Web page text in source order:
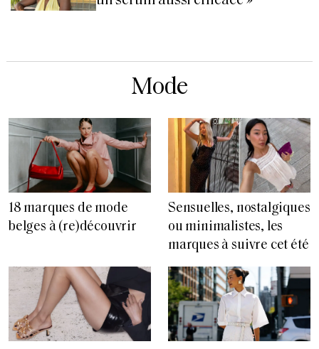
Mode
18 marques de mode
belges à (re)découvrir
Sensuelles, nostalgiques
ou minimalistes, les
marques à suivre cet été